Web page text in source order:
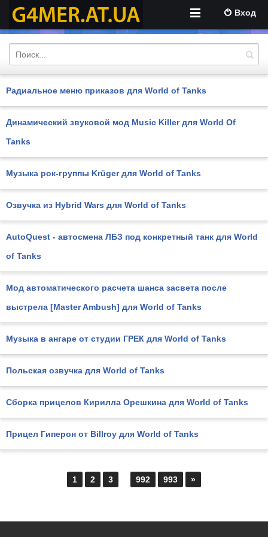
Вход
Радиальное меню приказов для World of Tanks
Динамический звуковой мод Music Killer для World Of
Tanks
Музыка рок-группы Krüger для World of Tanks
Озвучка из Hybrid Wars для World of Tanks
AutoQuest - автосмена ЛБЗ под конкретный танк для World
of Tanks
Мод автоматического расчета шанса засвета после
выстрела [Master Ambush] для World of Tanks
Музыка в ангаре от студии ГРЕК для World of Tanks
Польская озвучка для World of Tanks
Сборка прицелов Кирилла Орешкина для World of Tanks
Прицел Гиперон от Billroy для World of Tanks
1 2 3 992 993 »